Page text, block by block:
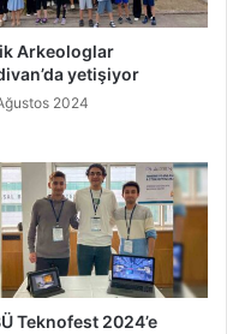
Arkeologlar
yetişiyor
2024
Teknofest 2024’e